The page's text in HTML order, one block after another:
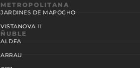
METROPOLITANA
JARDINES DE MAPOCHO
VISTANOVA II
ÑUBLE
ALDEA
ARRAU